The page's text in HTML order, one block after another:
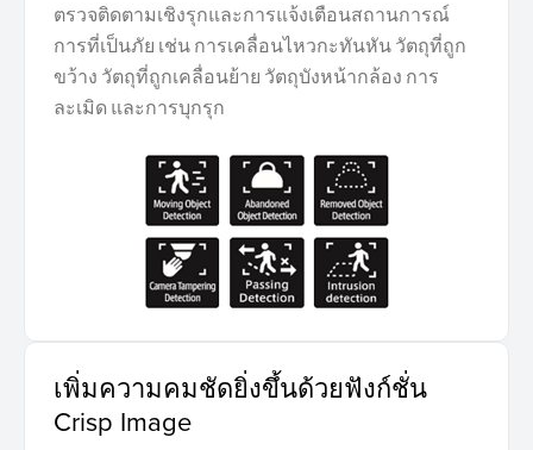
ตรวจติดตามเชิงรุกและการแจ้งเตือนสถานการณ์
การที่เป็นภัย เช่น การเคลื่อนไหวกะทันหัน วัตถุที่ถูก
ขว้าง วัตถุที่ถูกเคลื่อนย้าย วัตถุบังหน้ากล้อง การ
ละเมิด และการบุกรุก
เพิ่มความคมชัดยิ่งขึ้นด้วยฟังก์ชั่น
Crisp Image